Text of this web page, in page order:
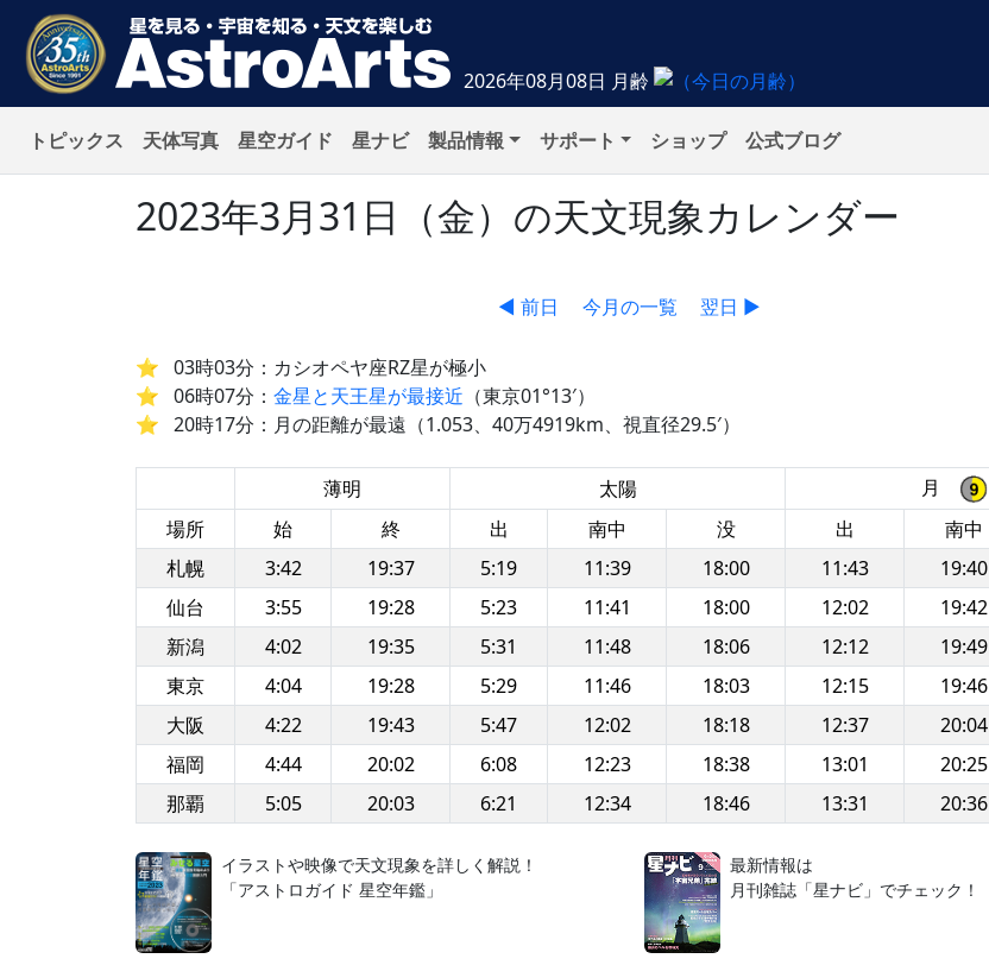
2026年08月08日 月齢
トピックス 天体写真 星空ガイド 星ナビ 製品情報 サポート ショップ 公式ブログ
2023年3月31日（金）の天文現象カレンダー
◀ 前日 今月の一覧 翌日 ▶
03時03分：カシオペヤ座RZ星が極小
06時07分： 金星と天王星が最接近 （東京01°13′）
20時17分：月の距離が最遠（1.053、40万4919km、視直径29.5′）
薄明 太陽
月
場所
始 終 出 南中 没 出 南中
札幌
3:42 19:37 5:19 11:39 18:00 11:43 19:40
仙台
3:55 19:28 5:23 11:41 18:00 12:02 19:42
新潟
4:02 19:35 5:31 11:48 18:06 12:12 19:49
東京
4:04 19:28 5:29 11:46 18:03 12:15 19:46
大阪
4:22 19:43 5:47 12:02 18:18 12:37 20:04
福岡
4:44 20:02 6:08 12:23 18:38 13:01 20:25
那覇
5:05 20:03 6:21 12:34 18:46 13:31 20:36
イラストや映像で天文現象を詳しく解説！
「アストロガイド 星空年鑑」
最新情報は
月刊雑誌「星ナビ」でチェック！